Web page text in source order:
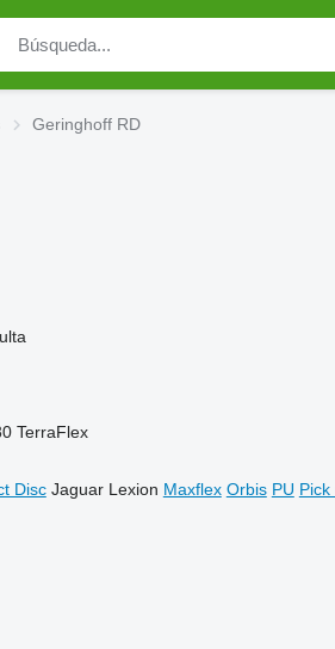
Geringhoff RD
TerraFlex
Disc Jaguar Lexion Maxflex Orbis PU Pick